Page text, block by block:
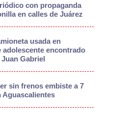
con propaganda
en calles de Juárez
usada en
adolescente encontrado
Gabriel
sin frenos embiste a 7
Aguascalientes